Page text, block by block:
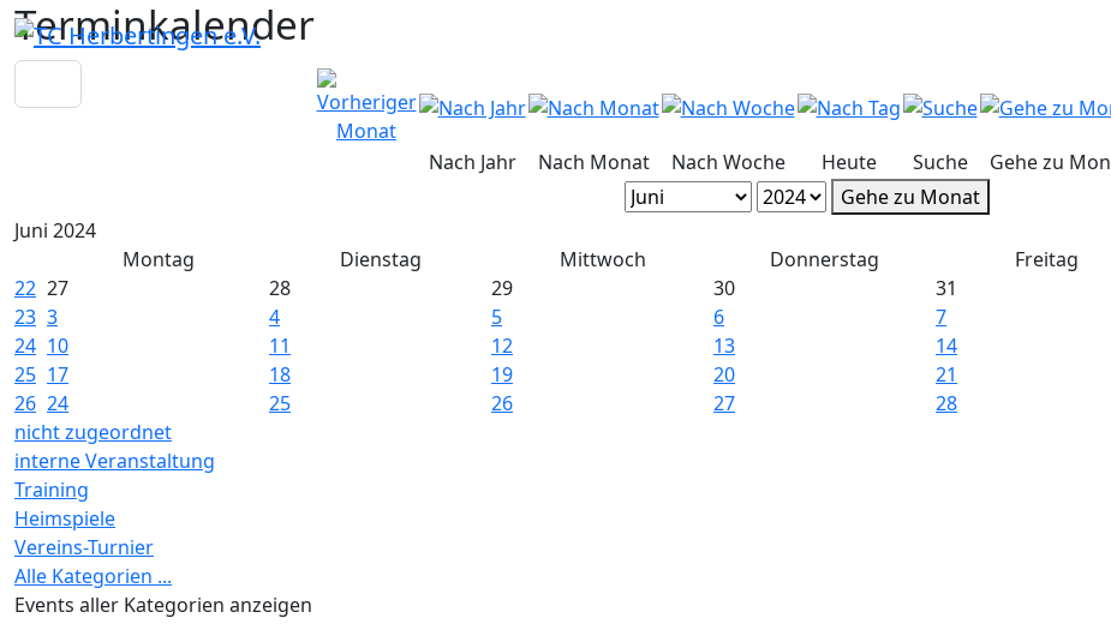
Terminkalender
Nach Jahr Nach Monat Nach Woche Heute Suche
Gehe zu
Gehe zu Monat
Juni 2024
Montag
Dienstag Mittwoch Donnerstag Freitag
22 27 28 29 30 31
23 3 4 5 6 7
24 10 11 12 13 14
25 17 18 19 20 21
26 24 25 26 27 28
nicht zugeordnet
interne Veranstaltung
Training
Heimspiele
Vereins-Turnier
Alle Kategorien ...
Events aller Kategorien anzeigen